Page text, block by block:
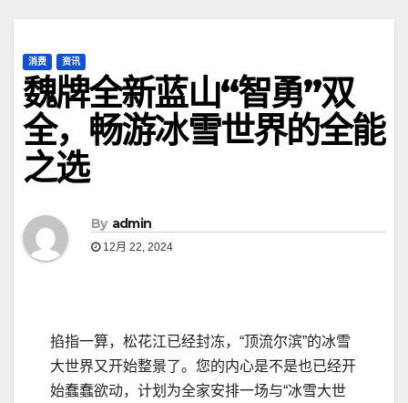
消费 资讯
魏牌全新蓝山“智勇”双
全，畅游冰雪世界的全能
之选
By admin
12月 22, 2024
掐指一算，松花江已经封冻，“顶流尔滨”的冰雪
大世界又开始整景了。您的内心是不是也已经开
始蠢蠢欲动，计划为全家安排一场与“冰雪大世